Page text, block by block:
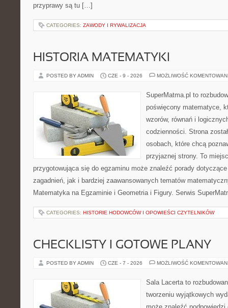
przyprawy są tu […]
CATEGORIES: ZAWODY I RYWALIZACJA
HISTORIA MATEMATYKI
POSTED BY ADMIN CZE - 9 - 2026 MOŻLIWOŚĆ
SuperMatma.pl to
poświęcony matematyce,
wzorów, równań i
codzienności. Strona
osobach, które chcą
przyjaznej strony. To
przygotowująca się do egzaminu może znaleźć porady
zagadnień, jak i bardziej zaawansowanych tematów
Matematyka na Egzaminie i Geometria i Figury. Serwis
CATEGORIES: HISTORIE HODOWCÓW I OPOWIEŚCI CZYTELNIKÓW
CHECKLISTY I GOTOWE PLANY
POSTED BY ADMIN CZE - 7 - 2026 MOŻLIWOŚĆ
Sala Lacerta to
tworzeniu wyjątkowych